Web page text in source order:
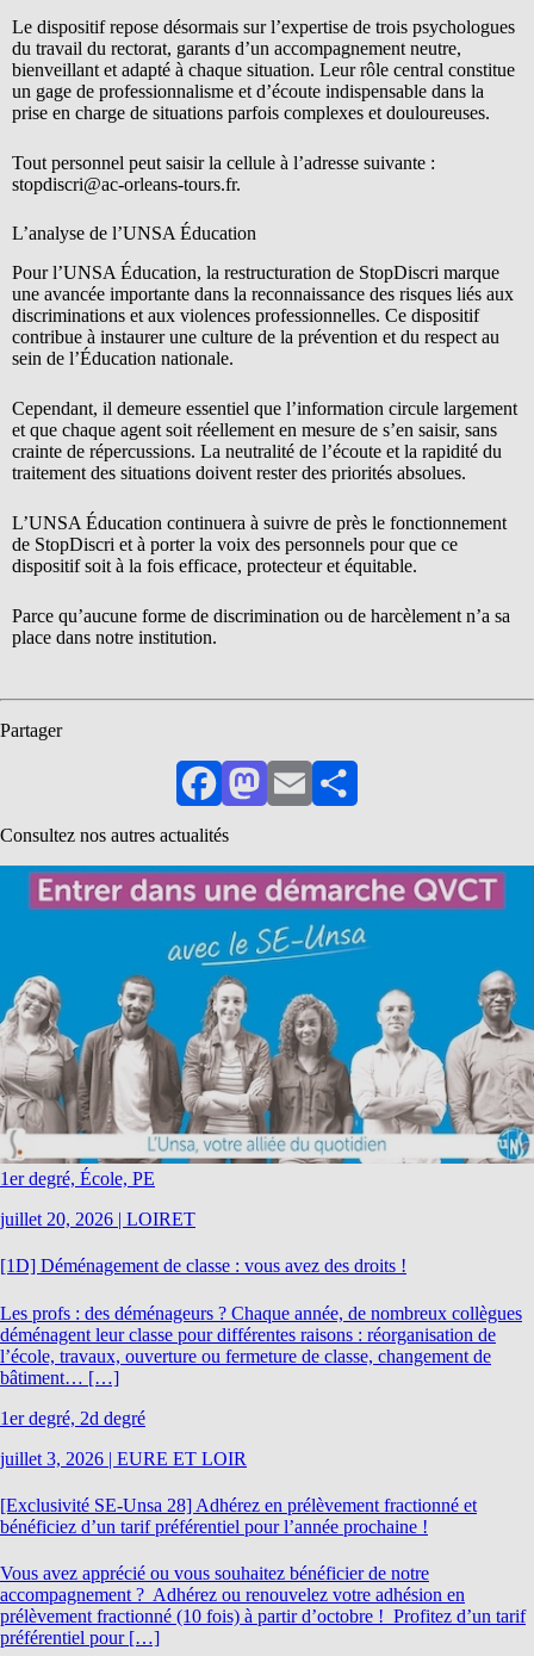
Le dispositif repose désormais sur l’expertise de trois psychologues
du travail du rectorat, garants d’un accompagnement neutre,
bienveillant et adapté à chaque situation. Leur rôle central constitue
un gage de professionnalisme et d’écoute indispensable dans la
prise en charge de situations parfois complexes et douloureuses.
Tout personnel peut saisir la cellule à l’adresse suivante :
stopdiscri@ac-orleans-tours.fr.
L’analyse de l’UNSA Éducation
Pour l’UNSA Éducation, la restructuration de StopDiscri marque
une avancée importante dans la reconnaissance des risques liés aux
discriminations et aux violences professionnelles. Ce dispositif
contribue à instaurer une culture de la prévention et du respect au
sein de l’Éducation nationale.
Cependant, il demeure essentiel que l’information circule largement
et que chaque agent soit réellement en mesure de s’en saisir, sans
crainte de répercussions. La neutralité de l’écoute et la rapidité du
traitement des situations doivent rester des priorités absolues.
L’UNSA Éducation continuera à suivre de près le fonctionnement
de StopDiscri et à porter la voix des personnels pour que ce
dispositif soit à la fois efficace, protecteur et équitable.
Parce qu’aucune forme de discrimination ou de harcèlement n’a sa
place dans notre institution.
Partager
FacebookMastodon
EmailPartager
Consultez nos autres actualités
1er degré, École, PE
juillet 20, 2026 | LOIRET
[1D] Déménagement de classe : vous avez des droits !
Les profs : des déménageurs ? Chaque année, de nombreux collègues
déménagent leur classe pour différentes raisons : réorganisation de
l’école, travaux, ouverture ou fermeture de classe, changement de
bâtiment… […]
1er degré, 2d degré
juillet 3, 2026 | EURE ET LOIR
[Exclusivité SE-Unsa 28] Adhérez en prélèvement fractionné et
bénéficiez d’un tarif préférentiel pour l’année prochaine !
Vous avez apprécié ou vous souhaitez bénéficier de notre
accompagnement ? Adhérez ou renouvelez votre adhésion en
prélèvement fractionné (10 fois) à partir d’octobre ! Profitez d’un tarif
préférentiel pour […]